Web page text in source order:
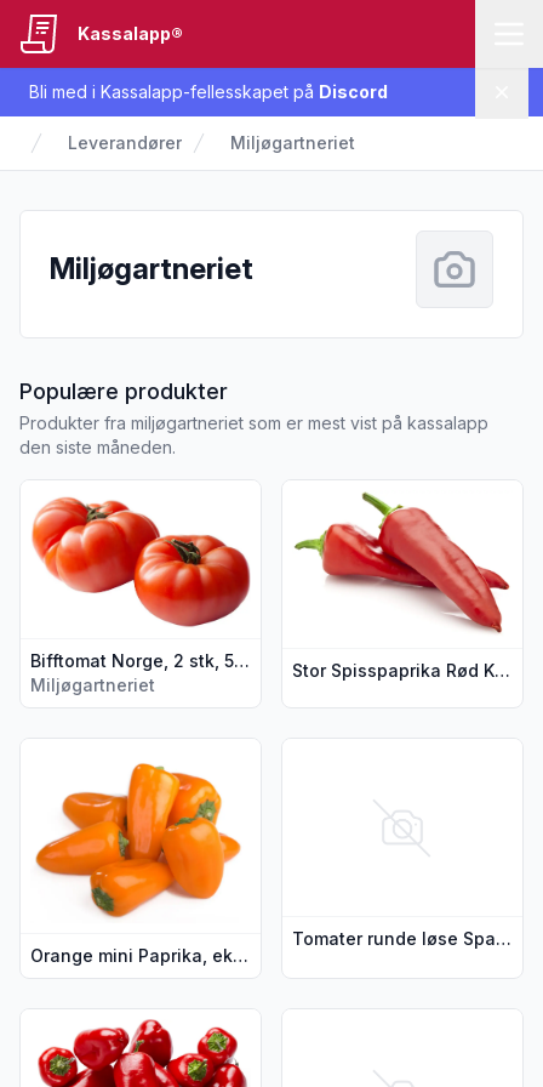
Bli med i Kassalapp-fellesskapet på Discord
Kassalapp®
Leverandører Miljøgartneriet
Miljøgartneriet
Populære produkterfra Miljøgartneriet
Produkter fra miljøgartneriet som er mest vist på kassalapp
den siste måneden.
Bifftomat Norge, 2 stk, 500 g
Miljøgartneriet
Vis flere detaljer for produktet "Bifftomat Norge, 2 stk, 500
Stor Spisspaprika Rød Klasse 1 Marokko / Spania / Nederland, 300 g
Vis flere detaljer for
Orange mini Paprika, ekstra søte Nederland / Spania, 150 g
Vis flere detaljer for produktet "Orange mini Paprika, ekstra
Tomater runde løse Spania/ Nederland, 500 g
Vis flere detaljer for
Vis flere detaljer for produktet "Røde Minipaprika, Ekstra
Vis flere detaljer for